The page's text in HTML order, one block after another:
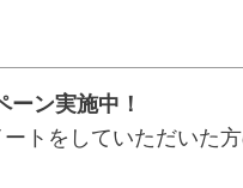
ン実施中！
トをしていただいた